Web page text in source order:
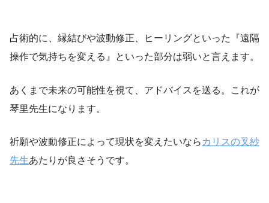
占術的に、縁結びや波動修正、ヒーリングといった『遠隔
操作で気持ちを変える』といった部分は弱いと言えます。
あくまで未来の可能性を視て、アドバイスを送る。これが
琴里先生になります。
祈願や波動修正によって現状を変えたいなら カリスの叉紗
先生あたりが良さそうです。